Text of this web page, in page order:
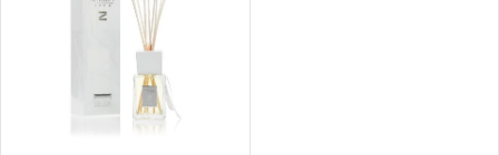
Srdce: růže,...